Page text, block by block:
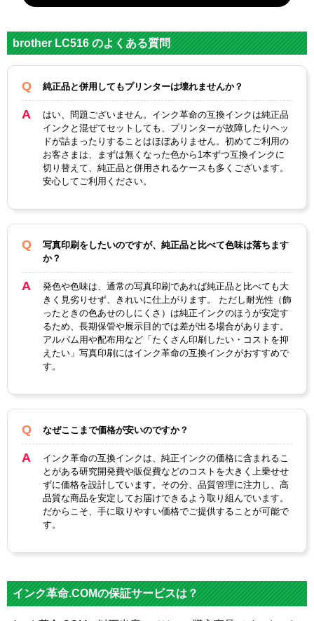
メーカ
ー
ブラザー
対応
番
LC516X
LBK
LC516X
LC
LC516X
LM
LY
カテゴ
リ
LC516シリーズ
カラー
ブラッ
シアン
顔料
ICチッ
プ
製品タ
イプ
互換インク
brother LC516 のよくある質問
純正品と併用してもプリンターは壊れませんか？
はい、問題ございません。インク革命の互換インクは純正品
インクと混ぜてセットしても、プリンターが故障したりヘッ
ドが詰まったりすることはほぼありません。初めてご利用の
お客さまは、まずは無くなった色から1本ずつ互換インクに
切り替えて、純正品と併用されるケースも多くございます。
安心してご利用ください。
写真印刷をしたいのですが、純正品と比べて色味は落ちます
か？
発色や色味は、通常の写真印刷であれば純正品と比べても大
きく見劣りせず、きれいに仕上がります。 ただし耐光性（飾
ったときの色あせのしにくさ）は純正インクのほうが安定す
るため、長期保管や展示目的では差が出る場合があります。
アルバム用や配布用など「たくさん印刷したい・コストを抑
えたい」写真印刷にはインク革命の互換インクがおすすめで
す。
なぜここまで価格が安いのですか？
インク革命の互換インクは、純正インクの価格に含まれるこ
とがある研究開発費や販促費などのコストを大きく上乗せせ
ずに価格を設計しています。その分、品質管理に注力し、高
品質な商品を安定してお届けできるよう取り組んでいます。
だからこそ、手に取りやすい価格でご提供することが可能で
す。
インク革命.COMの保証サービスは？